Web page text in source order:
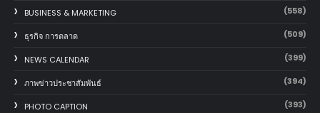
BUSINESS & MARKETING (558)
ธุรกิจ การตลาด (509)
NEWS CALENDAR (399)
ภาพข่าวประชาสัมพันธ์ (394)
PHOTO CAPTION (393)